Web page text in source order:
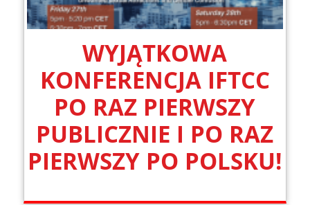
WYJĄTKOWA
KONFERENCJA IFTCC
PO RAZ PIERWSZY
PUBLICZNIE I PO RAZ
PIERWSZY PO POLSKU!